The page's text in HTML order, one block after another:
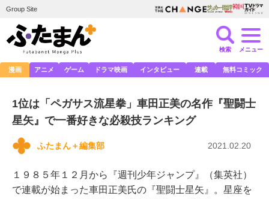
Group Site
検索 メニュー
漫画 アニメ ゲーム ドラマ映画 インタビュー 連載 無料コミック
1位は「ペガサス流星拳」車田正美の名作『聖闘士
星矢』で一番好きな必殺技ランキング
ふたまん＋編集部 2021.02.20
１９８５年１２月から『週刊少年ジャンプ』（集英社）
で連載が始まった車田正美氏の『聖闘士星矢』。星座を